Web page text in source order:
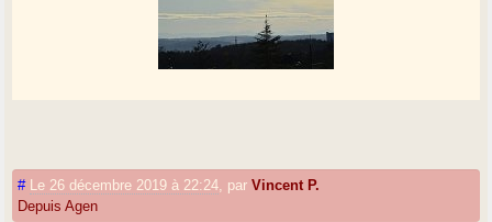
# Le 26 décembre 2019 à 22:24 parVincent P.
Depuis Agen